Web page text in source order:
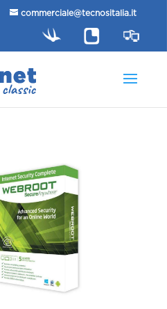
commerciale@tecnositalia.it